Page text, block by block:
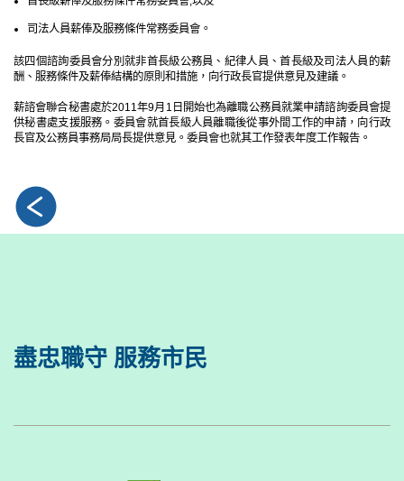
司法人員薪俸及服務條件常務委員會。
該四個諮詢委員會分別就非首長級公務員、紀律人員、首長級及司法人員的薪
酬、服務條件及薪俸結構的原則和措施，向行政長官提供意見及建議。
薪諮會聯合秘書處於2011年9月1日開始也為離職公務員就業申請諮詢委員會提
供秘書處支援服務。委員會就首長級人員離職後從事外間工作的申請，向行政
長官及公務員事務局局長提供意見。委員會也就其工作發表年度工作報告。
盡忠職守 服務市民